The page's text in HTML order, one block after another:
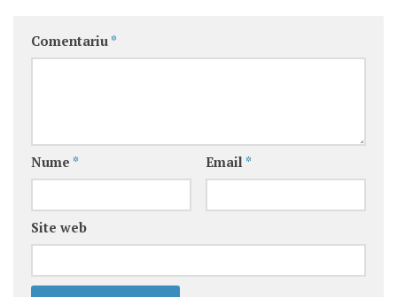
Comentariu *
Nume * Email *
Site web